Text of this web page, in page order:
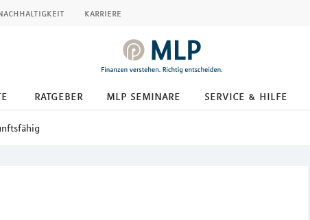
karriere
ratgeber mlp seminare service & hilfe